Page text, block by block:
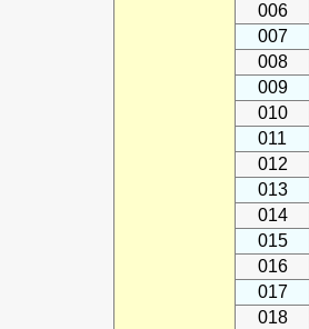
006
007
008
009
010
011
012
013
014
015
016
017
018